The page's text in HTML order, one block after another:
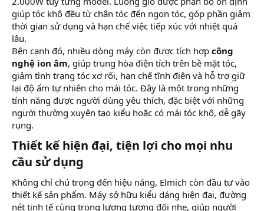
giúp tóc khô đều từ chân tóc đến ngọn tóc, góp phần giảm
thời gian sử dụng và hạn chế việc tiếp xúc với nhiệt quá
lâu.
Bên cạnh đó, nhiều dòng máy còn được tích hợp công
nghệ ion âm, giúp trung hòa điện tích trên bề mặt tóc,
giảm tình trạng tóc xơ rối, hạn chế tĩnh điện và hỗ trợ giữ
lại độ ẩm tự nhiên cho mái tóc. Đây là một trong những
tính năng được người dùng yêu thích, đặc biệt với những
người thường xuyên tạo kiểu hoặc có mái tóc khô, dễ gãy
rụng.
Thiết kế hiện đại, tiện lợi cho mọi nhu
cầu sử dụng​
Không chỉ chú trọng đến hiệu năng, Elmich còn đầu tư vào
thiết kế sản phẩm. Máy sở hữu kiểu dáng hiện đại, đường
nét tinh tế cùng trọng lượng tương đối nhẹ, giúp người